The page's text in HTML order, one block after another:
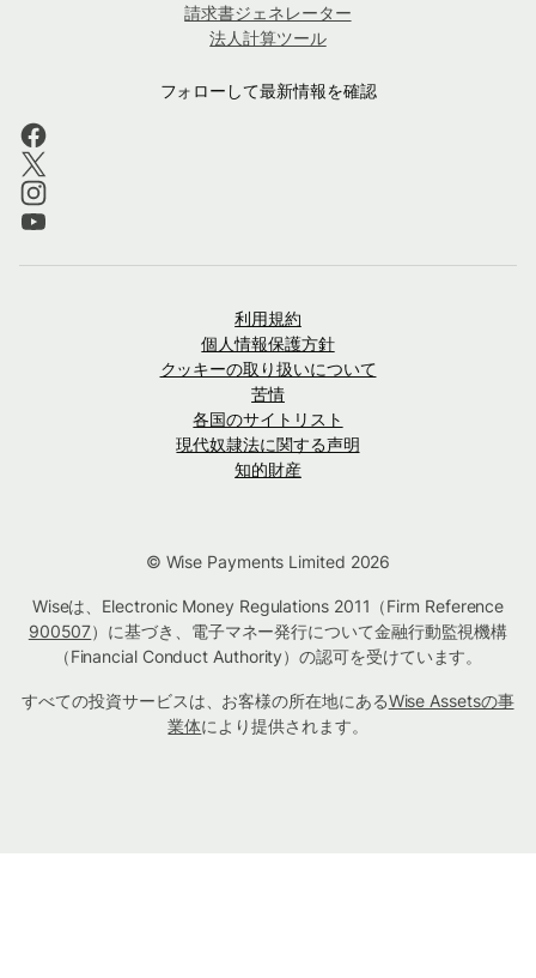
請求書ジェネレーター
法人計算ツール
フォローして最新情報を確認
利用規約
個人情報保護方針
クッキーの取り扱いについて
苦情
各国のサイトリスト
現代奴隷法に関する声明
知的財産
© Wise Payments Limited 2026
Wiseは、Electronic Money Regulations 2011（Firm Reference
900507）に基づき、電子マネー発行について金融行動監視機構
（Financial Conduct Authority）の認可を受けています。
すべての投資サービスは、お客様の所在地にあるWise Assetsの事
業体により提供されます。